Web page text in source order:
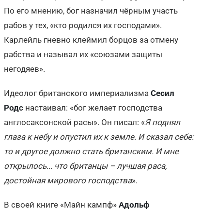
По его мнению, бог назначил чёрным участь
рабов у тех, «кто родился их господами».
Карлейль гневно клеймил борцов за отмену
рабства и называл их «союзами защиты
негодяев».
Идеолог британского империализма Сесил
Родс настаивал: «бог желает господства
англосаксонской расы». Он писал: «Я поднял
глаза к небу и опустил их к земле. И сказал себе:
то и другое должно стать британским. И мне
открылось... что британцы – лучшая раса,
достойная мирового господства».
В своей книге «Майн кампф» Адольф